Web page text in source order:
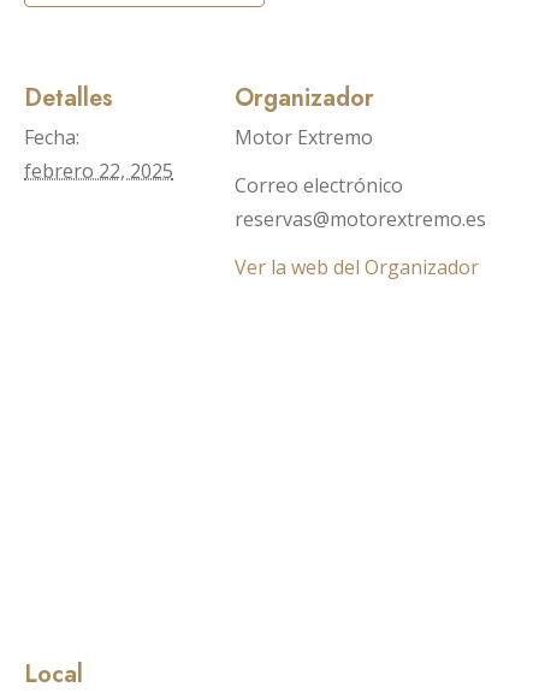
Detalles
Fecha:
febrero 22, 2025
Organizador
Motor Extremo
Correo electrónico
reservas@motorextremo.es
Ver la web del Organizador
Local